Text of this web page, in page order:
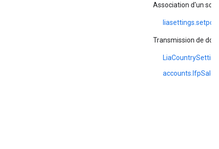
Association d'un
Transmission de